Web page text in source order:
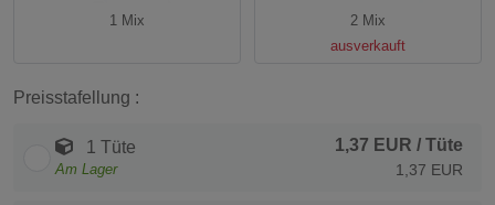
1 Mix
2 Mix
ausverkauft
Preisstafellung :
1 Tüte
Am Lager
1,37 EUR / Tüte
1,37 EUR